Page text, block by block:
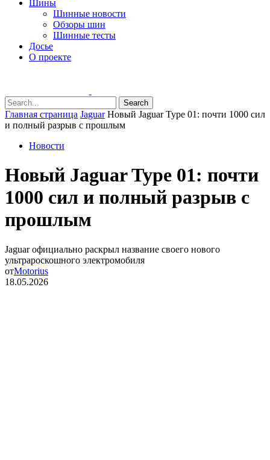
Шины
Шинные новости
Обзоры шин
Шинные тесты
Досье
О проекте
Search
Главная страница Jaguar Новый Jaguar Type 01: почти 1000 сил
и полный разрыв с прошлым
Новости
Новый Jaguar Type 01: почти
1000 сил и полный разрыв с
прошлым
Jaguar официально раскрыл название своего нового
ультрароскошного электромобиля
отMotorius
18.05.2026